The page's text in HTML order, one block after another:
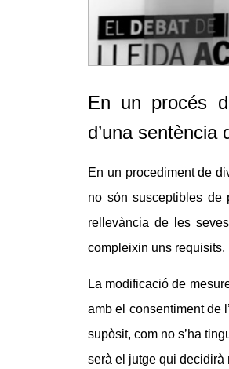
En un procés
d’una
En un procediment de
no són susceptibles de
rellevància de les
compleixin uns requisits.
La modificació de
amb el consentiment de
supòsit, com no s’ha
serà el jutge qui decidirà